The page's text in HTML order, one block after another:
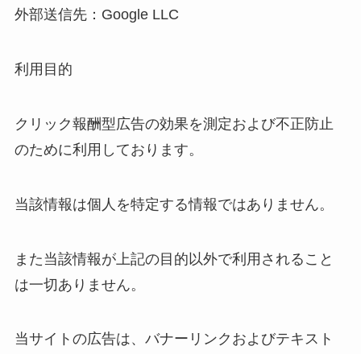
外部送信先：Google LLC
利用目的
クリック報酬型広告の効果を測定および不正防止
のために利用しております。
当該情報は個人を特定する情報ではありません。
また当該情報が上記の目的以外で利用されること
は一切ありません。
当サイトの広告は、バナーリンクおよびテキスト